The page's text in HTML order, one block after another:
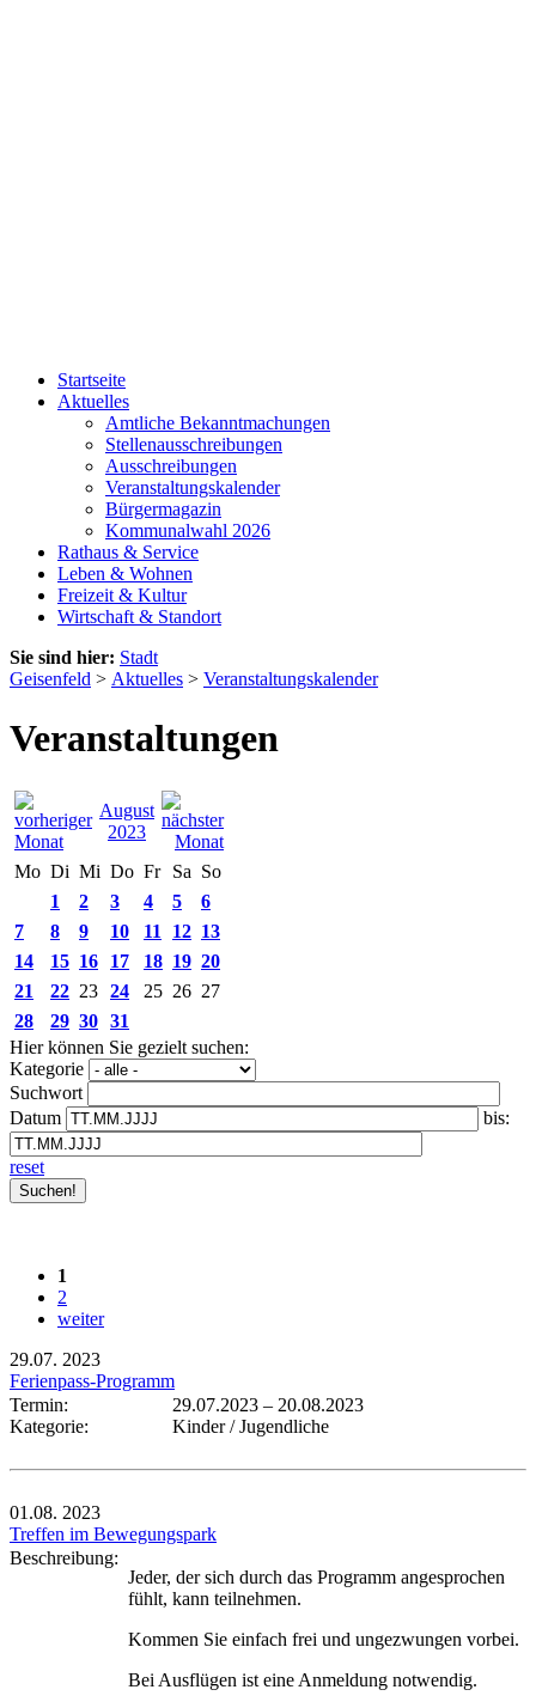
Startseite
Aktuelles
Amtliche Bekanntmachungen
Stellenausschreibungen
Ausschreibungen
Veranstaltungskalender
Bürgermagazin
Kommunalwahl 2026
Rathaus & Service
Leben & Wohnen
Freizeit & Kultur
Wirtschaft & Standort
Sie sind hier: Stadt
Geisenfeld > Aktuelles > Veranstaltungskalender
Veranstaltungen
August
2023
Mo Di Mi Do Fr Sa So
1
2 3 4 5
6
7
8 9 10 11 12 13
14
15 16 17 18 19 20
21
22 23 24 25 26 27
28
29 30 31
Hier können Sie gezielt suchen:
Kategorie
Suchwort
Datum
bis:
reset
1
2
weiter
29.07. 2023
Ferienpass-Programm
Termin:
29.07.2023 – 20.08.2023
Kategorie:
Kinder / Jugendliche
01.08. 2023
Treffen im Bewegungspark
Beschreibung:
Jeder, der sich durch das Programm angesprochen
fühlt, kann teilnehmen.
Kommen Sie einfach frei und ungezwungen vorbei.
Bei Ausflügen ist eine Anmeldung notwendig.